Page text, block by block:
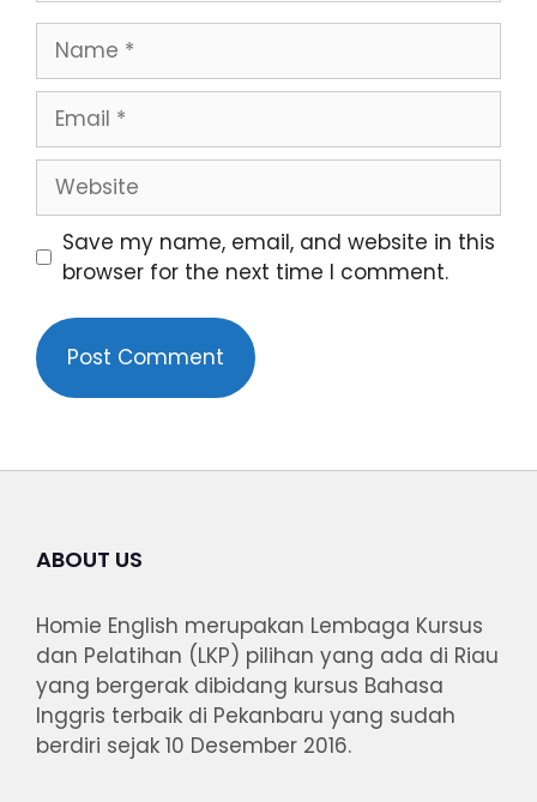
Save my name, email, and website in this
browser for the next time I comment.
ABOUT US
Homie English merupakan Lembaga Kursus
dan Pelatihan (LKP) pilihan yang ada di Riau
yang bergerak dibidang kursus Bahasa
Inggris terbaik di Pekanbaru yang sudah
berdiri sejak 10 Desember 2016.